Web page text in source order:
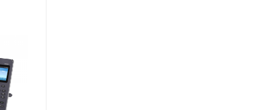
to